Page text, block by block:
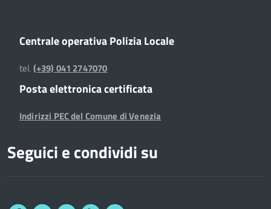
Centrale operativa Polizia Locale
tel.(+39) 041 2747070
Posta elettronica certificata
Indirizzi PEC del Comune di Venezia
Seguici e condividi su